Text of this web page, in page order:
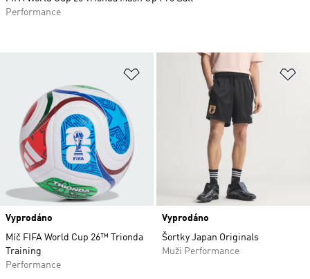
Přidat do seznamu přání
Vyprodáno
Míč FIFA World Cup 26™ Trionda
Training
Performance
Vyprodáno
Šortky Japan Originals
Muži Performance
Performance